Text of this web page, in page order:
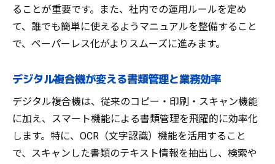
ることが重要です。また、社内での運用ルールを定め
て、誰でも簡単に使えるようマニュアルを整備すること
で、ペーパーレス化がよりスムーズに進みます。
デジタル複合機が変える書類管理と業務効率
デジタル複合機は、従来のコピー・印刷・スキャン機能
に加え、スマート機能による書類管理を飛躍的に効率化
します。特に、OCR（文字認識）機能を活用すること
で、スキャンした書類のテキスト情報を抽出し、検索や